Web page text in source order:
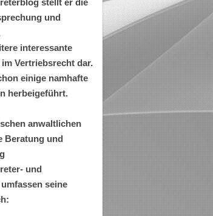
und
interessante
Vertriebsrecht dar.
einige namhafte
herbeigeführt.
anwaltlichen
Beratung und
und
seine